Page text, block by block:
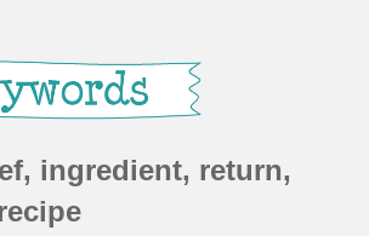
ingredient, return,